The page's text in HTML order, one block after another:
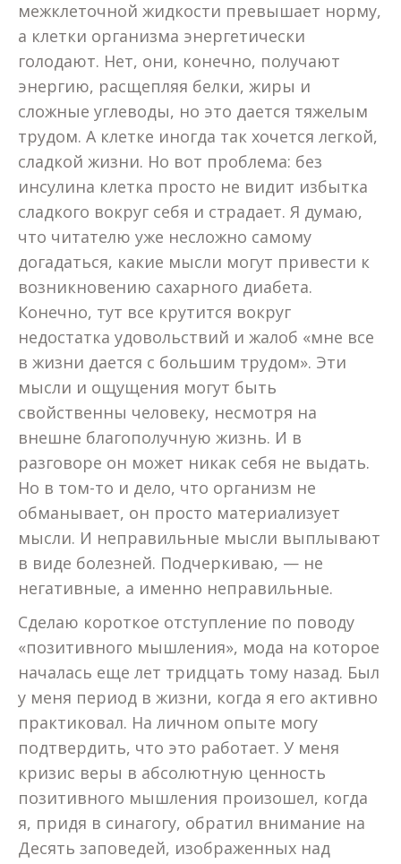
межклеточной жидкости превышает норму,
а клетки организма энергетически
голодают. Нет, они, конечно, получают
энергию, расщепляя белки, жиры и
сложные углеводы, но это дается тяжелым
трудом. А клетке иногда так хочется легкой,
сладкой жизни. Но вот проблема: без
инсулина клетка просто не видит избытка
сладкого вокруг себя и страдает. Я думаю,
что читателю уже несложно самому
догадаться, какие мысли могут привести к
возникновению сахарного диабета.
Конечно, тут все крутится вокруг
недостатка удовольствий и жалоб «мне все
в жизни дается с большим трудом». Эти
мысли и ощущения могут быть
свойственны человеку, несмотря на
внешне благополучную жизнь. И в
разговоре он может никак себя не выдать.
Но в том-то и дело, что организм не
обманывает, он просто материализует
мысли. И неправильные мысли выплывают
в виде болезней. Подчеркиваю, — не
негативные, а именно неправильные.
Сделаю короткое отступление по поводу
«позитивного мышления», мода на которое
началась еще лет тридцать тому назад. Был
у меня период в жизни, когда я его активно
практиковал. На личном опыте могу
подтвердить, что это работает. У меня
кризис веры в абсолютную ценность
позитивного мышления произошел, когда
я, придя в синагогу, обратил внимание на
Десять заповедей, изображенных над